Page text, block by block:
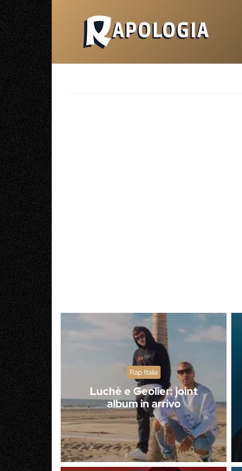
Rap Italia
Luchè e Geolier: joint
album in arrivo